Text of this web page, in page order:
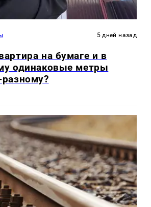
5 дней назад
на бумаге и в
одинаковые метры